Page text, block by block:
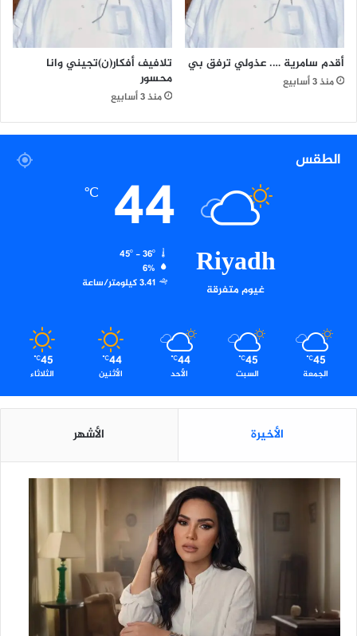
أقدم سامرية …. عذولي ترفق بي
منذ 3 أسابيع
تلافيف أفكار(ن)تجيني وانا
محسور
منذ 3 أسابيع
الطقس
Riyadh
غيوم متفرقة
44
℃
45º - 36º
6%
3.41 كيلومتر/ساعة
45
℃
الجمعة
45
℃
السبت
44
℃
الأحد
44
℃
الأثنين
45
℃
الثلاثاء
الأخيرة الأشهر